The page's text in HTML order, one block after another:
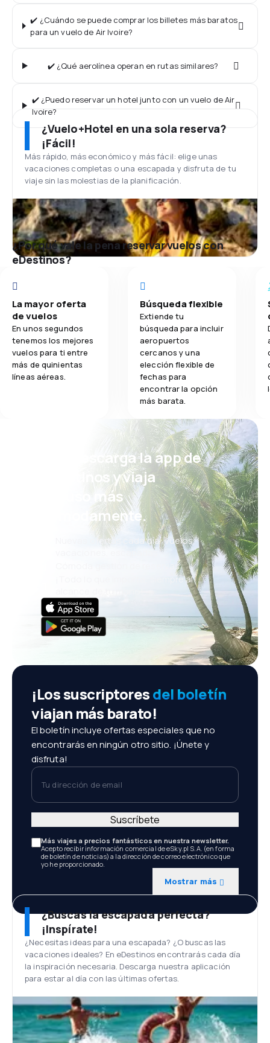
✔️ ¿Cuándo se puede comprar los billetes más baratos
para un vuelo de Air Ivoire?
✔️ ¿Qué aerolínea operan en rutas similares?
✔️ ¿Puedo reservar un hotel junto con un vuelo de Air
Ivoire?
¿Vuelo+Hotel en una sola reserva?
¡Fácil!
Más rápido, más económico y más fácil: elige unas
vacaciones completas o una escapada y disfruta de tu
viaje sin las molestias de la planificación.
¿Por qué vale la pena reservar vuelos con
eDestinos?
La mayor oferta
de vuelos
En unos segundos
tenemos los mejores
vuelos para ti entre
más de quinientas
líneas aéreas.
Búsqueda flexible
Extiende tu
búsqueda para incluir
aeropuertos
cercanos y una
elección flexible de
fechas para
encontrar la opción
más barata.
¡Eh! Descarga la app de
eDestinos y viaja
incluso más
cómodamente.
Nuevas ofertas cada día: vuelos,
vacaciones, escapadas
Cómoda gestión de reservas
¡Todo lo que importa, siempre al
¡Los suscriptoresdel boletín
viajan más barato!
El boletín incluye ofertas especiales que no
encontrarás en ningún otro sitio. ¡Únete y
disfruta!
Tu dirección de email
Más viajes a precios fantásticos en nuestra newsletter.
Acepto recibir información comercial de eSky.pl S.A. (en forma
de boletín de noticias) a la dirección de correo electrónico que
yo he proporcionado.
Mostrar más
Suscríbete
¿Buscas la escapada perfecta?
¡Inspírate!
¿Necesitas ideas para una escapada? ¿O buscas las
vacaciones ideales? En eDestinos encontrarás cada día
la inspiración necesaria. Descarga nuestra aplicación
para estar al día con las últimas ofertas.